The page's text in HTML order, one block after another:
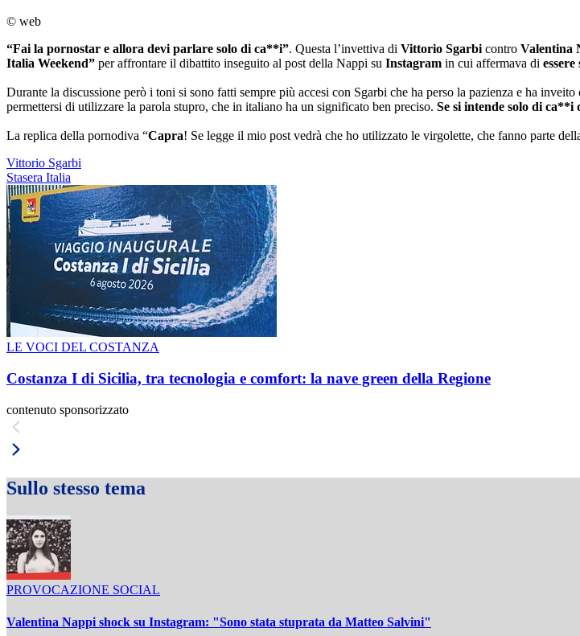
© web
“Fai la pornostar e allora devi parlare solo di ca**i”. Questa l’invettiva di Vittorio Sgarbi contro Valentina
Italia Weekend” per affrontare il dibattito inseguito al post della Nappi su Instagram in cui affermava di
Durante la discussione però i toni si sono fatti sempre più accesi con Sgarbi che ha perso la pazienza e ha
permettersi di utilizzare la parola stupro, che in italiano ha un significato ben preciso. Se si intende solo di ca**i
La replica della pornodiva “Capra! Se legge il mio post vedrà che ho utilizzato le virgolette, che fanno parte
Vittorio Sgarbi
Stasera Italia
LE VOCI DEL COSTANZA
Costanza I di Sicilia, tra tecnologia e comfort: la nave green della Regione
contenuto sponsorizzato
Sullo stesso tema
PROVOCAZIONE SOCIAL
Valentina Nappi shock su Instagram: "Sono stata stuprata da Matteo Salvini"